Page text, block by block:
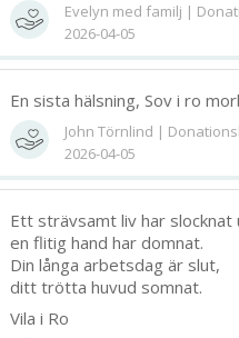
Jag har läst och accepterar
Evelyn med familj |
2026-04-05
En sista hälsning, Sov i ro
John Törnlind |
2026-04-05
Ett strävsamt liv har slocknat
en flitig hand har domnat.
Din långa arbetsdag är slut,
ditt trötta huvud somnat.
Vila i Ro